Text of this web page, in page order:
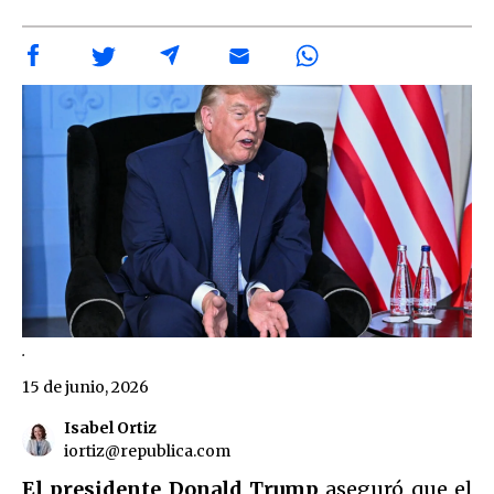
.
Isabel Ortiz
iortiz@republica.com
15 de junio, 2026
El presidente Donald Trump aseguró que el